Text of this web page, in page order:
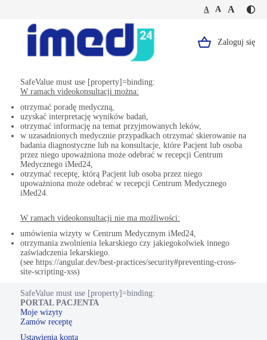
VIDEOKONSULTACJA
Domyślna
A
Średnia
A
Duża
A
tekst
Logo,
Pacjenta.
Strona
główna.
Zaloguj się
SafeValue must use [property]=binding:
W ramach videokonsultacji można:
otrzymać poradę medyczną,
uzyskać interpretację wyników badań,
otrzymać informację na temat przyjmowanych leków,
w uzasadnionych medycznie przypadkach otrzymać skierowanie na
badania diagnostyczne lub na konsultacje, które Pacjent lub osoba
przez niego upoważniona może odebrać w recepcji Centrum
Medycznego iMed24,
otrzymać receptę, którą Pacjent lub osoba przez niego
upoważniona może odebrać w recepcji Centrum Medycznego
iMed24.
W ramach videokonsultacji nie ma możliwości:
umówienia wizyty w Centrum Medycznym iMed24,
otrzymania zwolnienia lekarskiego czy jakiegokolwiek innego
zaświadczenia lekarskiego.
(see https://angular.dev/best-practices/security#preventing-cross-
site-scripting-xss)
SafeValue must use [property]=binding:
PORTAL PACJENTA
Moje wizyty
Zamów receptę
Ustawienia konta